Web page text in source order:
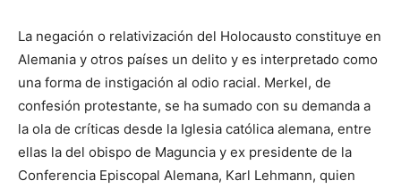
La negación o relativización del Holocausto constituye en
Alemania y otros países un delito y es interpretado como
una forma de instigación al odio racial. Merkel, de
confesión protestante, se ha sumado con su demanda a
la ola de críticas desde la Iglesia católica alemana, entre
ellas la del obispo de Maguncia y ex presidente de la
Conferencia Episcopal Alemana, Karl Lehmann, quien